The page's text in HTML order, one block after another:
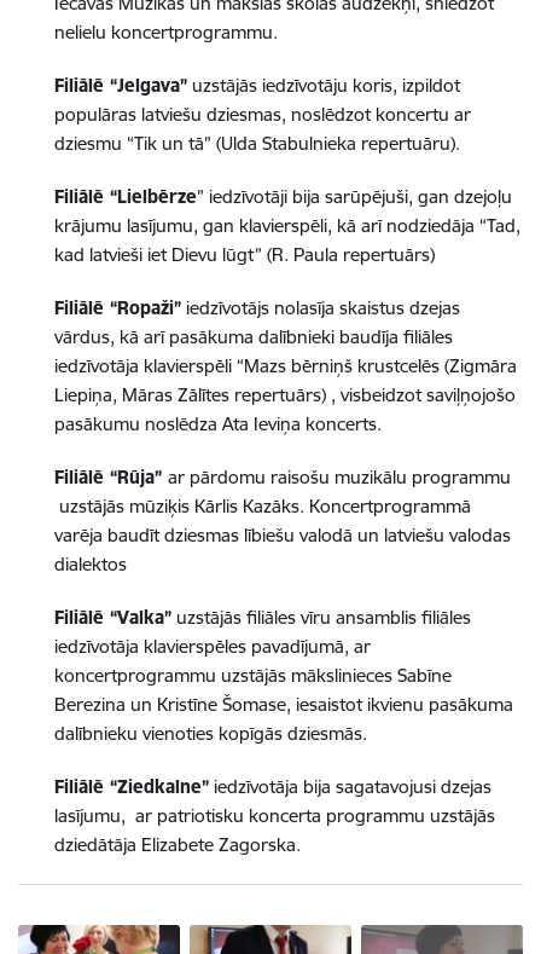
nelielu koncertprogrammu.
Filiālē “Jelgava” uzstājās iedzīvotāju koris, izpildot
populāras latviešu dziesmas, noslēdzot koncertu ar
dziesmu “Tik un tā” (Ulda Stabulnieka repertuāru).
Filiālē “Lielbērze” iedzīvotāji bija sarūpējuši, gan dzejoļu
krājumu lasījumu, gan klavierspēli, kā arī nodziedāja “Tad,
kad latvieši iet Dievu lūgt” (R. Paula repertuārs)
Filiālē “Ropaži” iedzīvotājs nolasīja skaistus dzejas
vārdus, kā arī pasākuma dalībnieki baudīja filiāles
iedzīvotāja klavierspēli “Mazs bērniņš krustcelēs (Zigmāra
Liepiņa, Māras Zālītes repertuārs) , visbeidzot saviļņojošo
pasākumu noslēdza Ata Ieviņa koncerts.
Filiālē “Rūja” ar pārdomu raisošu muzikālu programmu
uzstājās mūziķis Kārlis Kazāks. Koncertprogrammā
varēja baudīt dziesmas lībiešu valodā un latviešu valodas
dialektos
Filiālē “Valka” uzstājās filiāles vīru ansamblis filiāles
iedzīvotāja klavierspēles pavadījumā, ar
koncertprogrammu uzstājās mākslinieces Sabīne
Berezina un Kristīne Šomase, iesaistot ikvienu pasākuma
dalībnieku vienoties kopīgās dziesmās.
Filiālē “Ziedkalne” iedzīvotāja bija sagatavojusi dzejas
lasījumu, ar patriotisku koncerta programmu uzstājās
dziedātāja Elizabete Zagorska.